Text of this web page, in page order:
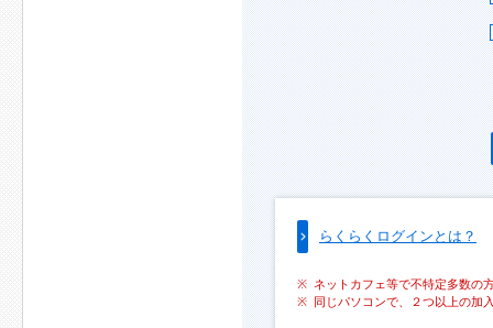
らくらくログインとは？
ネットカフェ等で不特定多数の
同じパソコンで、２つ以上の加